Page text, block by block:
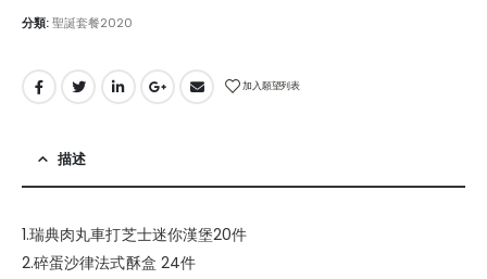
分類:聖誕套餐2020
加入願望列表
描述
1.瑞典肉丸車打芝士迷你漢堡20件
2.碎蛋沙律法式酥盒 24件